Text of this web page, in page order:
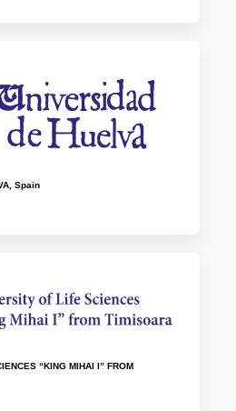
Spain
“KING MIHAI I” FROM